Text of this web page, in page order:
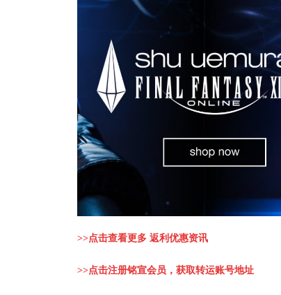
>>点击查看更多 返利优惠资讯
>>点击注册铭宣会员，获取转运账号地址